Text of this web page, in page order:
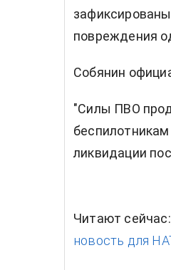
повреждения
Собянин
"Силы ПВО
ликвидации
Читают
новость для